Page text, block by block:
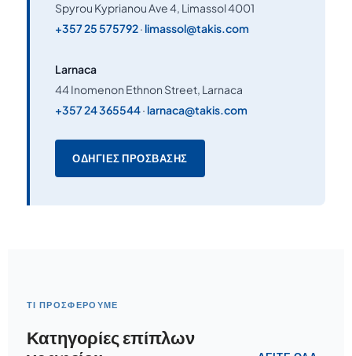
Spyrou Kyprianou Ave 4, Limassol 4001
+357 25 575792· limassol@takis.com
Larnaca
44 Inomenon Ethnon Street, Larnaca
+357 24 365544· larnaca@takis.com
ΟΔΗΓΊΕΣ ΠΡΌΣΒΑΣΗΣ
ΤΙ ΠΡΟΣΦΈΡΟΥΜΕ
Κατηγορίες επίπλων